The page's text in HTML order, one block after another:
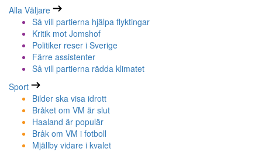
Alla Väljare
Så vill partierna hjälpa flyktingar
Kritik mot Jomshof
Politiker reser i Sverige
Färre assistenter
Så vill partierna rädda klimatet
Sport
Bilder ska visa idrott
Bråket om VM är slut
Haaland är populär
Bråk om VM i fotboll
Mjällby vidare i kvalet